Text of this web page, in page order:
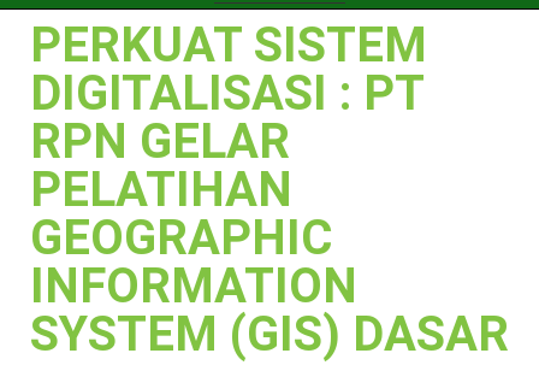
PERKUAT SISTEM
DIGITALISASI : PT
RPN GELAR
PELATIHAN
GEOGRAPHIC
INFORMATION
SYSTEM (GIS) DASAR